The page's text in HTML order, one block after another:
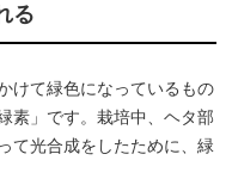
る
けて緑色になっているもの
素」です。栽培中、ヘタ部
て光合成をしたために、緑